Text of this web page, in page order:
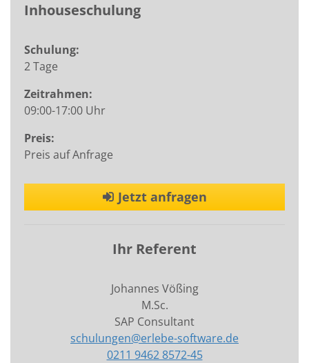
Inhouseschulung
Schulung:
2 Tage
Zeitrahmen:
09:00-17:00 Uhr
Preis:
Preis auf Anfrage
Jetzt anfragen
Ihr Referent
Johannes Vößing
M.Sc.
SAP Consultant
schulungen@erlebe-software.de
0211 9462 8572-45